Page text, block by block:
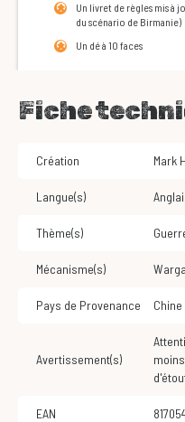
Un livret de règles mis à
du scénario de Birmanie)
Un dé à 10 faces
Fiche
Création
Langue(s)
Thème(s)
Mécanisme(s)
Pays de Provenance Chine
Avertissement(s)
Attention ! Ne convient pas aux enfants de
EAN